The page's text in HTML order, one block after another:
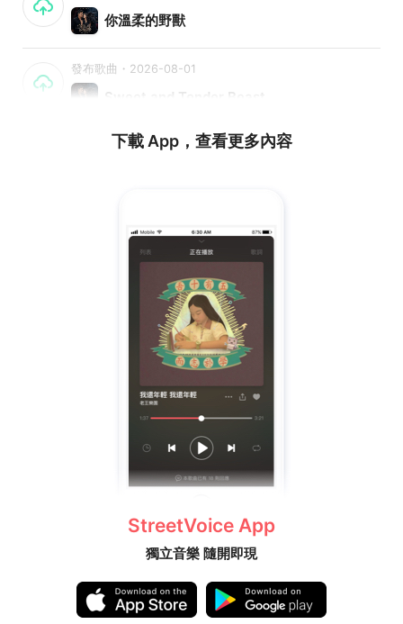
你溫柔的野獸
發布歌曲・2026-08-01
Sweet and Tender Beast
下載 App，查看更多內容
StreetVoice App
獨立音樂 隨開即現